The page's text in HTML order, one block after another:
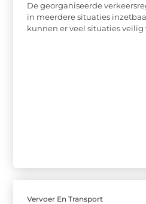
De georganiseerde
in meerdere situaties
kunnen er veel situaties veilig
Vervoer En Transport